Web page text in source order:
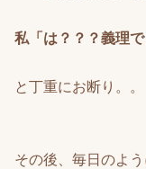
私「は？？？義理で
と丁重にお断り。。
その後、毎日のよ